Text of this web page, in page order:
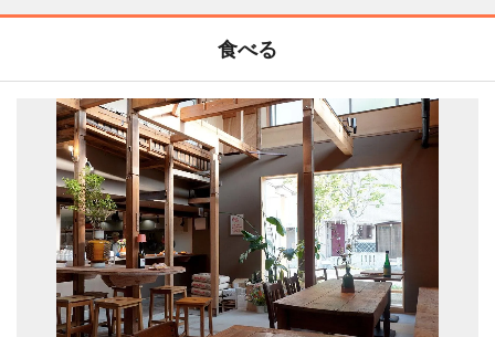
食べる